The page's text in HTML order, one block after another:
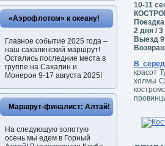
«Аэрофлотом» к океану!
Главное событие 2025 года –
наш сахалинский маршрут!
Остались последние места в
группе на Сахалин и
Монерон 9-17 августа 2025!
Маршрут-финалист: Алтай!
На следующую золотую
осень мы едем в Горный
10-11
2 дня / 3
Выезд 9
В
красот
холмы